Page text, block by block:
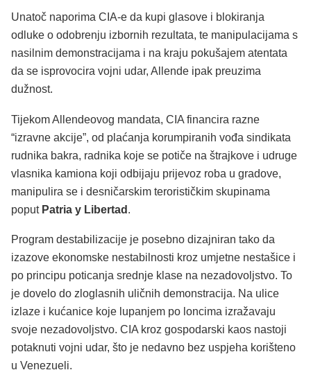
Unatoč naporima CIA-e da kupi glasove i blokiranja
odluke o odobrenju izbornih rezultata, te manipulacijama s
nasilnim demonstracijama i na kraju pokušajem atentata
da se isprovocira vojni udar, Allende ipak preuzima
dužnost.
Tijekom Allendeovog mandata, CIA financira razne
“izravne akcije”, od plaćanja korumpiranih vođa sindikata
rudnika bakra, radnika koje se potiče na štrajkove i udruge
vlasnika kamiona koji odbijaju prijevoz roba u gradove,
manipulira se i desničarskim terorističkim skupinama
poput Patria y Libertad .
Program destabilizacije je posebno dizajniran tako da
izazove ekonomske nestabilnosti kroz umjetne nestašice i
po principu poticanja srednje klase na nezadovoljstvo. To
je dovelo do zloglasnih uličnih demonstracija. Na ulice
izlaze i kućanice koje lupanjem po loncima izražavaju
svoje nezadovoljstvo. CIA kroz gospodarski kaos nastoji
potaknuti vojni udar, što je nedavno bez uspjeha korišteno
u Venezueli.